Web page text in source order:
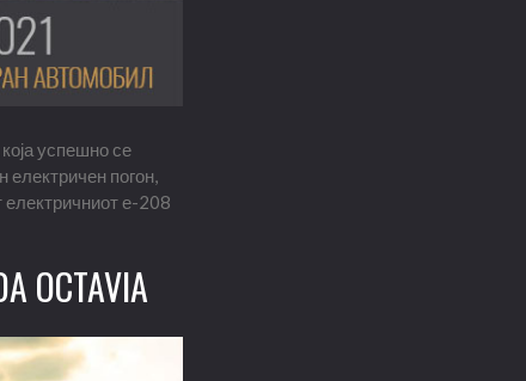
успешно се
електричен погон,
електричниот е-208